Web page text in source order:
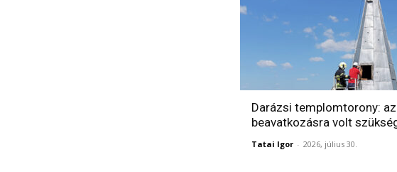
Darázsi templomtorony:
beavatkozásra volt
Tatai Igor - 2026, július 30.